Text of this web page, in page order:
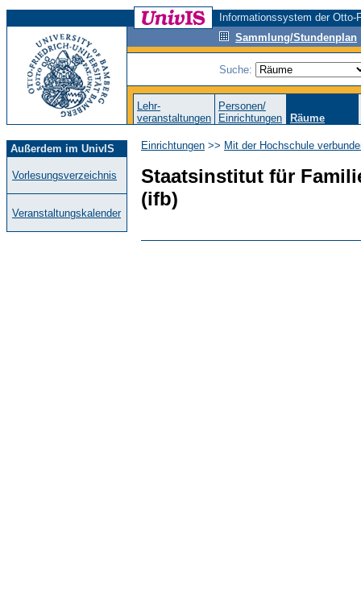
Informationssystem der
Sammlung/Stundenplan
Suche:
Lehr-
veranstaltungen
Personen/
Einrichtungen
Räume
Außerdem im UnivIS
Vorlesungsverzeichnis
Veranstaltungskalender
Einrichtungen >> Mit der Hochschule
Staatsinstitut für
(ifb)